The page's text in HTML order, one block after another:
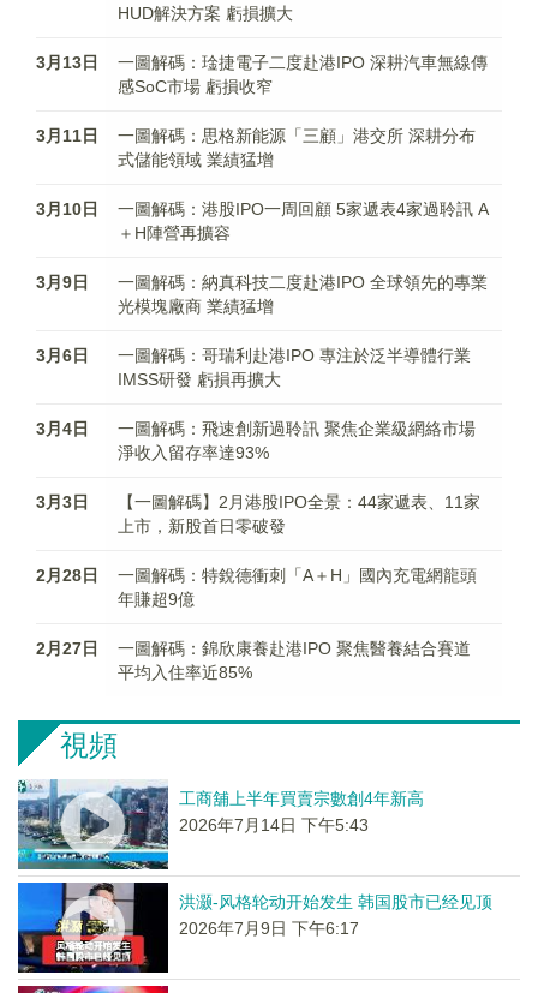
HUD解決方案 虧損擴大
3月13日
一圖解碼：琻捷電子二度赴港IPO 深耕汽車無線傳
感SoC市場 虧損收窄
3月11日
一圖解碼：思格新能源「三顧」港交所 深耕分布
式儲能領域 業績猛增
3月10日
一圖解碼：港股IPO一周回顧 5家遞表4家過聆訊 A
＋H陣營再擴容
3月9日
一圖解碼：納真科技二度赴港IPO 全球領先的專業
光模塊廠商 業績猛增
3月6日
一圖解碼：哥瑞利赴港IPO 專注於泛半導體行業
IMSS研發 虧損再擴大
3月4日
一圖解碼：飛速創新過聆訊 聚焦企業級網絡市場
淨收入留存率達93%
3月3日
【一圖解碼】2月港股IPO全景：44家遞表、11家
上市，新股首日零破發
2月28日
一圖解碼：特銳德衝刺「A＋H」國內充電網龍頭
年賺超9億
2月27日
一圖解碼：錦欣康養赴港IPO 聚焦醫養結合賽道
平均入住率近85%
視頻
工商舖上半年買賣宗數創4年新高
2026年7月14日 下午5:43
洪灏-风格轮动开始发生 韩国股市已经见顶
2026年7月9日 下午6:17